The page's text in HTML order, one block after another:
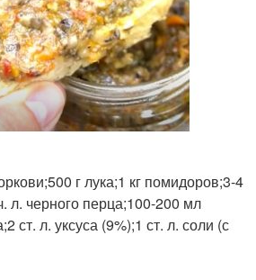
г лука;1 кг помидоров;3-4
л. черного перца;100-200 мл
ст. л. уксуса (9%);1 ст. л. соли (с